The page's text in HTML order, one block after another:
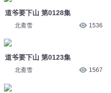
道爷要下山 第0128集
北斋雪 1536
道爷要下山 第0123集
北斋雪 1567